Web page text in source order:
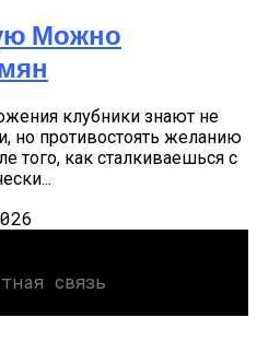
Можно
клубники знают не
но противостоять желанию
того, как сталкиваешься с
связь